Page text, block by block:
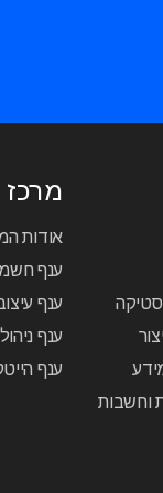
וחשבות
אודות
ענף
ענף
ענף
ענף